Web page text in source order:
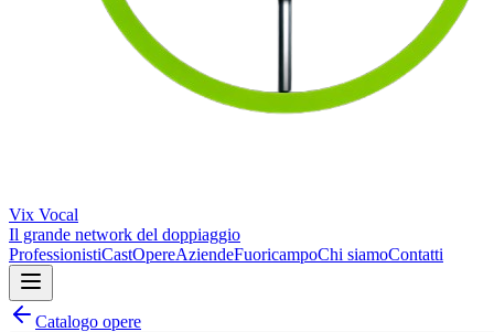
Vix Vocal
Il grande network del doppiaggio
ProfessionistiCastOpereAziendeFuoricampoChi siamoContatti
Catalogo opere